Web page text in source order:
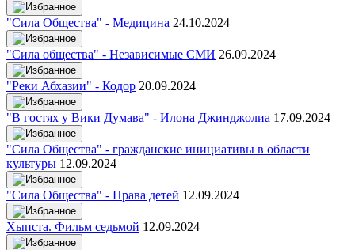
"Сила Общества" - Медицина 24.10.2024
"Сила общества" - Независимые СМИ 26.09.2024
"Реки Абхазии" - Кодор 20.09.2024
"В гостях у Вики Думава" - Илона Джинджолиа 17.09.2024
"Сила Общества" - гражданские инициативы в области
культуры 12.09.2024
"Сила Общества" - Права детей 12.09.2024
Хыпста. Фильм седьмой 12.09.2024